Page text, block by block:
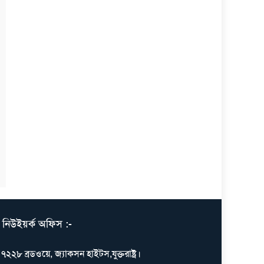
নিউইয়র্ক অফিস :-
৭২২৮ ব্রডওয়ে, জ্যাকসন হাইটস,যুক্তরাষ্ট্র।